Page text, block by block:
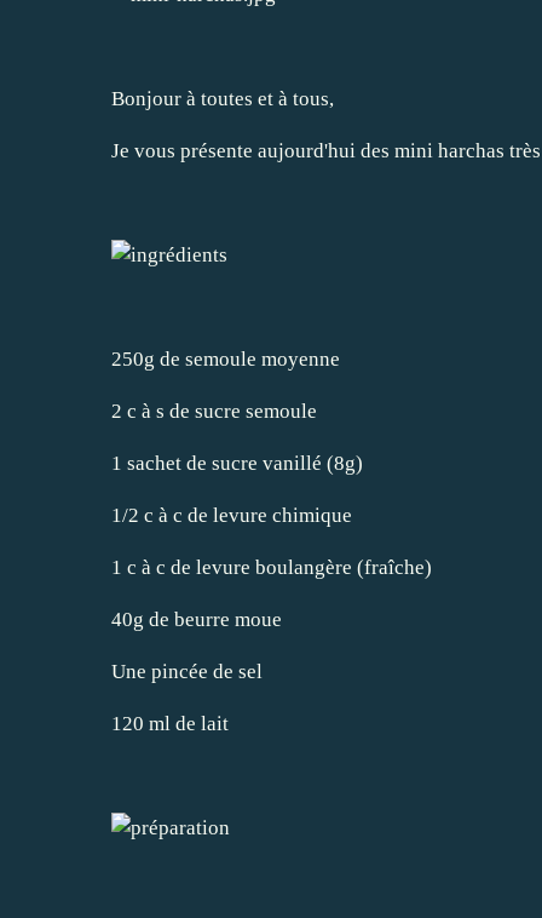
Bonjour à toutes et à tous,
Je vous présente aujourd'hui des mini harchas
250g de semoule moyenne
2 c à s de sucre semoule
1 sachet de sucre vanillé (8g)
1/2 c à c de levure chimique
1 c à c de levure boulangère (fraîche)
40g de beurre moue
Une pincée de sel
120 ml de lait